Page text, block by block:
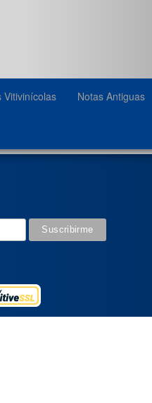
Vitivinícolas Notas Antiguas